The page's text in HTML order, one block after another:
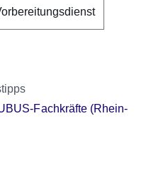
Fachkräfte (Rhein-